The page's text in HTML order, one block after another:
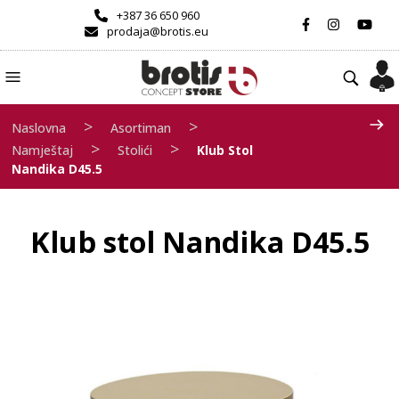
+387 36 650 960
prodaja@brotis.eu
Naslovna > Asortiman >
Namještaj > Stolići >
Klub Stol
Nandika D45.5
Klub stol Nandika D45.5